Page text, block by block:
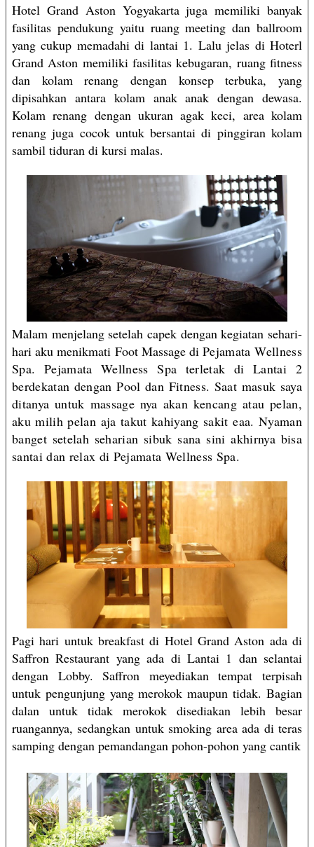
Hotel Grand Aston Yogyakarta juga memiliki banyak
fasilitas pendukung yaitu ruang meeting dan ballroom
yang cukup memadahi di lantai 1. Lalu jelas di Hoterl
Grand Aston memiliki fasilitas kebugaran, ruang fitness
dan kolam renang dengan konsep terbuka, yang
dipisahkan antara kolam anak anak dengan dewasa.
Kolam renang dengan ukuran agak keci, area kolam
renang juga cocok untuk bersantai di pinggiran kolam
sambil tiduran di kursi malas.
Malam menjelang setelah capek dengan kegiatan sehari-
hari aku menikmati Foot Massage diPejamata Wellness
Spa. Pejamata Wellness Spa terletak di Lantai 2
berdekatan dengan Pool dan Fitness. Saat masuk saya
ditanya untuk massage nya akan kencang atau pelan,
aku milih pelan aja takut kahiyang sakit eaa. Nyaman
banget setelah seharian sibuk sana sini akhirnya bisa
santai dan relax di Pejamata Wellness Spa.
Pagi hari untuk breakfast di Hotel Grand Aston ada di
Saffron Restaurant yang ada di Lantai 1 dan selantai
dengan Lobby. Saffron meyediakan tempat terpisah
untuk pengunjung yang merokok maupun tidak. Bagian
dalan untuk tidak merokok disediakan lebih besar
ruangannya, sedangkan untuk smoking area ada di teras
samping dengan pemandangan pohon-pohon yang cantik